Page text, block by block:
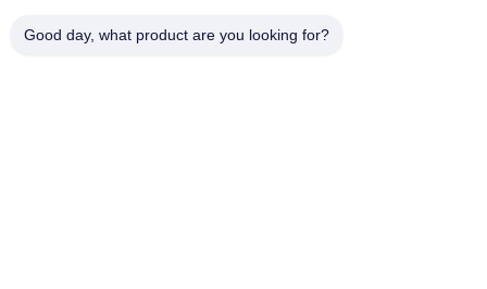
0086-13991372145
Good day, what product are you looking for?